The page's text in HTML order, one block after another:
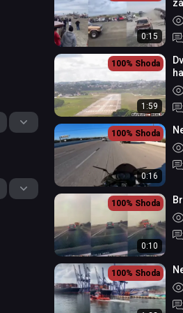
0:15
100% Shoda
1:59
100% Shoda
0:16
100% Shoda
0:10
100% Shoda